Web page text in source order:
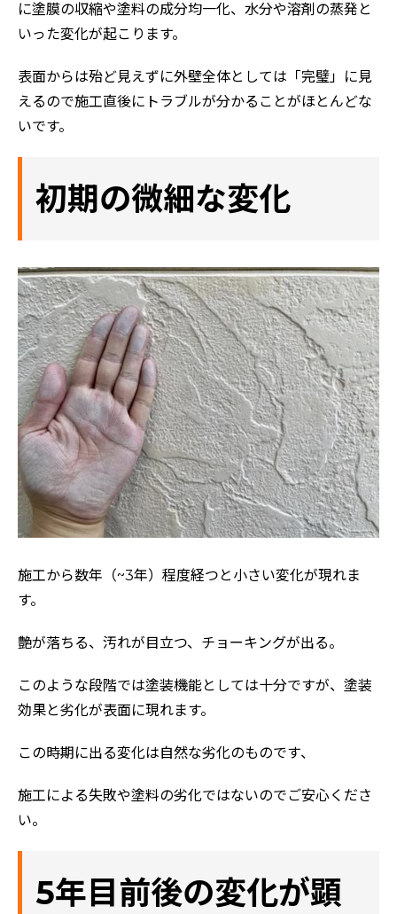
に塗膜の収縮や塗料の成分均一化、水分や溶剤の蒸発と
いった変化が起こります。
表面からは殆ど見えずに外壁全体としては「完璧」に見
えるので施工直後にトラブルが分かることがほとんどな
いです。
初期の微細な変化
施工から数年（~3年）程度経つと小さい変化が現れま
す。
艶が落ちる、汚れが目立つ、チョーキングが出る。
このような段階では塗装機能としては十分ですが、塗装
効果と劣化が表面に現れます。
この時期に出る変化は自然な劣化のものです、
施工による失敗や塗料の劣化ではないのでご安心くださ
い。
5年目前後の変化が顕